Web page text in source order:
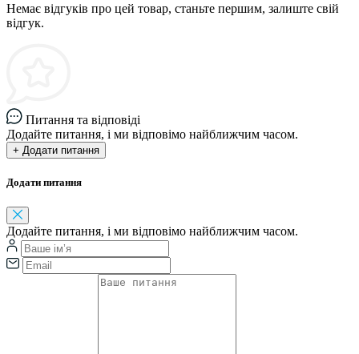
Немає відгуків про цей товар, станьте першим, залиште свій
відгук.
Питання та відповіді
Додайте питання, і ми відповімо найближчим часом.
+ Додати питання
Додати питання
Додайте питання, і ми відповімо найближчим часом.